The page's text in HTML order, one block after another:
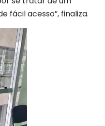
fácil acesso”, finaliza.